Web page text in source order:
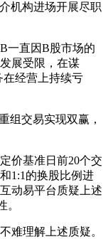
机构进场开展尽职
一直因B股市场的
展受限，在谋
在经营上持续亏
组交易实现双赢，
价基准日前20个交
1:1的换股比例进
动易平台质疑上述
。
难理解上述质疑。